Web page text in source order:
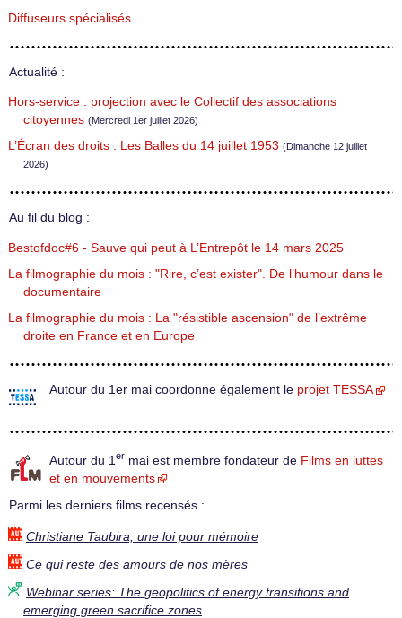
Diffuseurs spécialisés
Actualité :
Hors-service : projection avec le Collectif des associations
citoyennes (Mercredi 1er juillet 2026)
L’Écran des droits : Les Balles du 14 juillet 1953 (Dimanche 12 juillet
2026)
Au fil du blog :
Bestofdoc#6 - Sauve qui peut à L’Entrepôt le 14 mars 2025
La filmographie du mois : "Rire, c’est exister". De l’humour dans le
documentaire
La filmographie du mois : La "résistible ascension" de l’extrême
droite en France et en Europe
Autour du 1er mai coordonne également le projet TESSA
Autour du 1 er mai est membre fondateur de Films en luttes
et en mouvements
Parmi les derniers films recensés :
Christiane Taubira, une loi pour mémoire
Ce qui reste des amours de nos mères
Webinar series: The geopolitics of energy transitions and
emerging green sacrifice zones